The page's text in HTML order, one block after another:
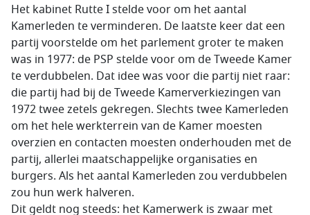
Het kabinet Rutte I stelde voor om het aantal
Kamerleden te verminderen. De laatste keer dat een
partij voorstelde om het parlement groter te maken
was in 1977: de PSP stelde voor om de Tweede Kamer
te verdubbelen. Dat idee was voor die partij niet raar:
die partij had bij de Tweede Kamerverkiezingen van
1972 twee zetels gekregen. Slechts twee Kamerleden
om het hele werkterrein van de Kamer moesten
overzien en contacten moesten onderhouden met de
partij, allerlei maatschappelijke organisaties en
burgers. Als het aantal Kamerleden zou verdubbelen
zou hun werk halveren.
Dit geldt nog steeds: het Kamerwerk is zwaar met